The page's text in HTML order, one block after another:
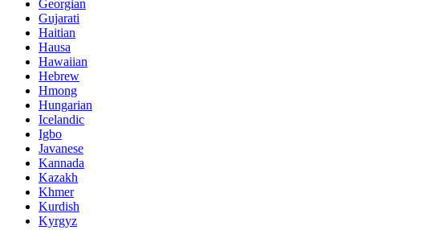
Georgian
Gujarati
Haitian
Hausa
Hawaiian
Hebrew
Hmong
Hungarian
Icelandic
Igbo
Javanese
Kannada
Kazakh
Khmer
Kurdish
Kyrgyz